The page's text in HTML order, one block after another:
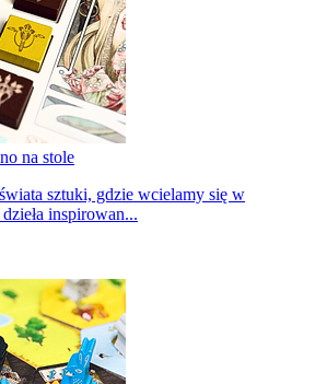
na stole
sztuki, gdzie wcielamy się w
inspirowan...